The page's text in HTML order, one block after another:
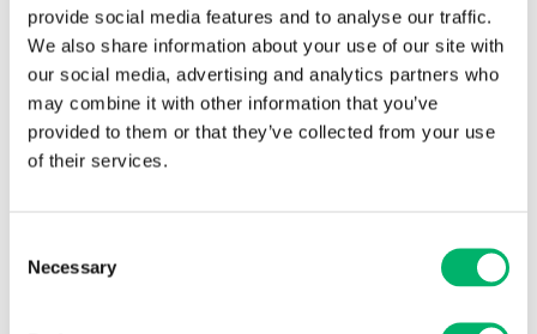
provide social media features and to analyse our traffic.
We also share information about your use of our site with
our social media, advertising and analytics partners who
may combine it with other information that you’ve
provided to them or that they’ve collected from your use
of their services.
Selection
Necessary
Waar maken we het verschil?
Met de modulaire houtbouw van HAHBO kies je
antwoord op uiteenlopende ruimtevragen – van
schoolgebouwen tot kantoren, van tuinkantoren
tot zorgunits, ... Dankzij ons uniek bouwsysteem